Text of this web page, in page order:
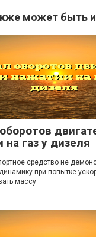
может быть
на газ у дизеля
средство не
при попытке
массу